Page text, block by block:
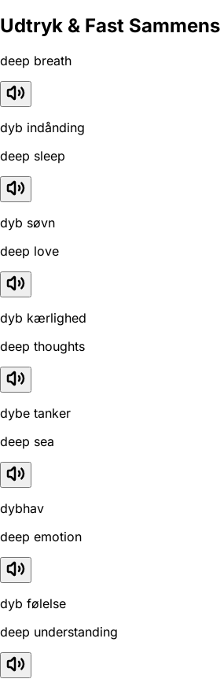
Udtryk & Fast
deep breath
dyb indånding
deep sleep
dyb søvn
deep love
dyb kærlighed
deep thoughts
dybe tanker
deep sea
dybhav
deep emotion
dyb følelse
deep understanding